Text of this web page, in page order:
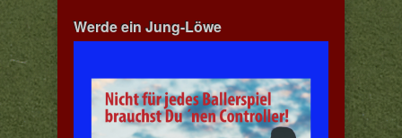
Werde ein Jung-Löwe